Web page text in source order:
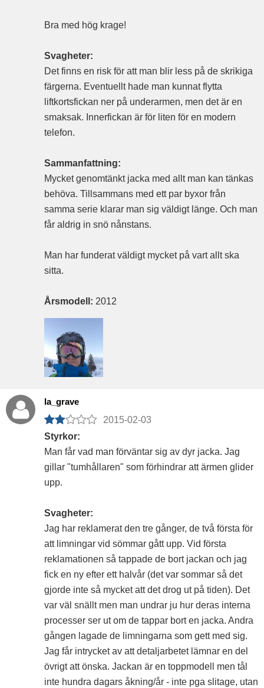
Bra med hög krage!
Svagheter:
Det finns en risk för att man blir less på de skrikiga
färgerna. Eventuellt hade man kunnat flytta
liftkortsfickan ner på underarmen, men det är en
smaksak. Innerfickan är för liten för en modern
telefon.
Sammanfattning:
Mycket genomtänkt jacka med allt man kan tänkas
behöva. Tillsammans med ett par byxor från
samma serie klarar man sig väldigt länge. Och man
får aldrig in snö nånstans.
Man har funderat väldigt mycket på vart allt ska
sitta.
Årsmodell: 2012
la_grave
2015-02-03
Styrkor:
Man får vad man förväntar sig av dyr jacka. Jag
gillar "tumhållaren" som förhindrar att ärmen glider
upp.
Svagheter:
Jag har reklamerat den tre gånger, de två första för
att limningar vid sömmar gått upp. Vid första
reklamationen så tappade de bort jackan och jag
fick en ny efter ett halvår (det var sommar så det
gjorde inte så mycket att det drog ut på tiden). Det
var väl snällt men man undrar ju hur deras interna
processer ser ut om de tappar bort en jacka. Andra
gången lagade de limningarna som gett med sig.
Jag får intrycket av att detaljarbetet lämnar en del
övrigt att önska. Jackan är en toppmodell men tål
inte hundra dagars åkning/år - inte pga slitage, utan